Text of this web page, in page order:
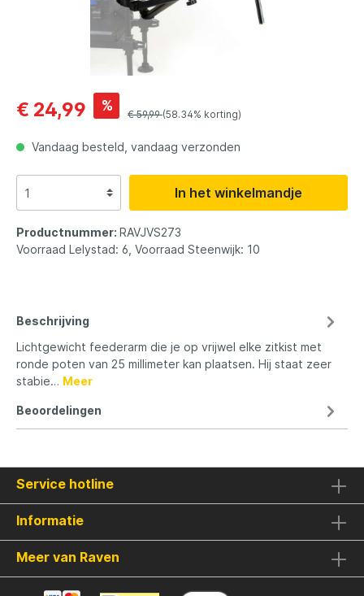
€ 24,99 %
€ 59,99(58.34% korting)
Vandaag besteld, vandaag verzonden
In het winkelmandje
Productnummer: RAVJVS273
Voorraad Lelystad: 6, Voorraad Steenwijk: 10
Beschrijving
Lichtgewicht feederarm die je op vrijwel elke zitkist met
ronde poten van 25 millimeter kan plaatsen. Hij staat zeer
stabie… Meer
Beoordelingen
Service hotline
Informatie
Meer van Raven